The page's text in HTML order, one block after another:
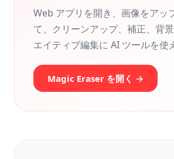
Web アプリを開き、画像をアッ
て、クリーンアップ、補正、背
エイティブ編集に AI ツールを使
Magic Eraser を開く →